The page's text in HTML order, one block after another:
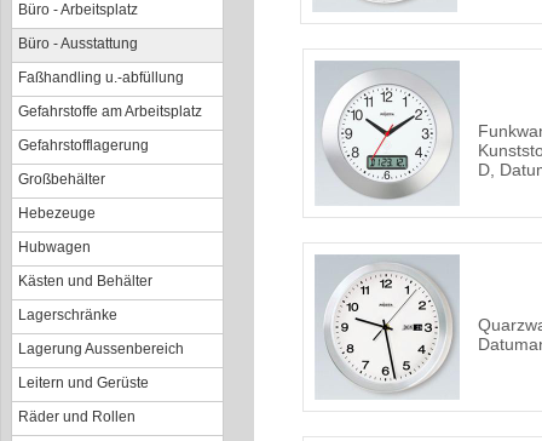
Büro - Arbeitsplatz
Büro - Ausstattung
Faßhandling u.-abfüllung
Gefahrstoffe am Arbeitsplatz
Gefahrstofflagerung
Großbehälter
Hebezeuge
Hubwagen
Kästen und Behälter
Lagerschränke
Lagerung Aussenbereich
Leitern und Gerüste
Räder und Rollen
D,